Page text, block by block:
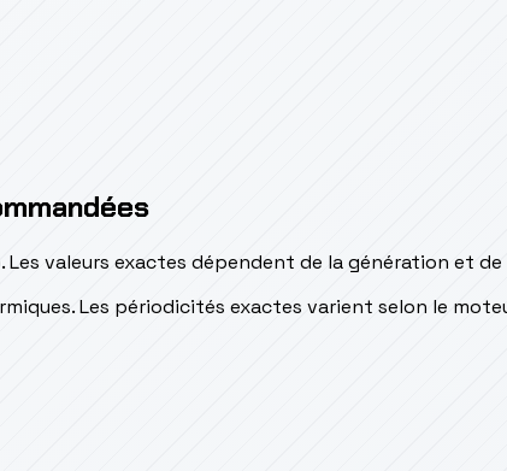
Les valeurs exactes dépendent de la génération et
Les périodicités exactes varient selon le